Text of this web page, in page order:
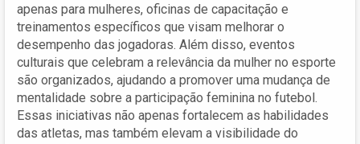
apenas para mulheres, oficinas de capacitação e
treinamentos específicos que visam melhorar o
desempenho das jogadoras. Além disso, eventos
culturais que celebram a relevância da mulher no esporte
são organizados, ajudando a promover uma mudança de
mentalidade sobre a participação feminina no futebol.
Essas iniciativas não apenas fortalecem as habilidades
das atletas, mas também elevam a visibilidade do